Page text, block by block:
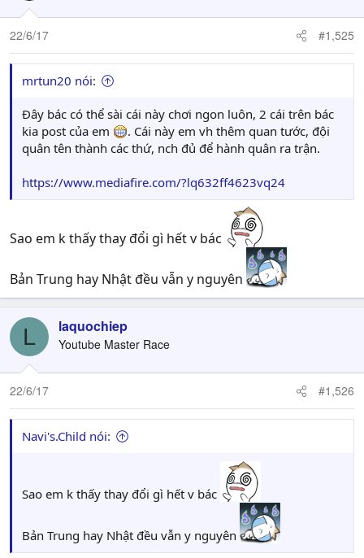
22/6/17 #1,525
mrtun20 nói:
Đây bác có thể sài cái này chơi ngon luôn, 2 cái trên bác
kia post của em
. Cái này em vh thêm quan tước, đội
quân tên thành các thứ, nch đủ để hành quân ra trận.
https://www.mediafire.com/?lq632ff4623vq24
Sao em k thấy thay đổi gì hết v bác
Bản Trung hay Nhật đều vẫn y nguyên
L laquochiep
Youtube Master Race
22/6/17 #1,526
Navi's.Child nói:
Sao em k thấy thay đổi gì hết v bác
Bản Trung hay Nhật đều vẫn y nguyên